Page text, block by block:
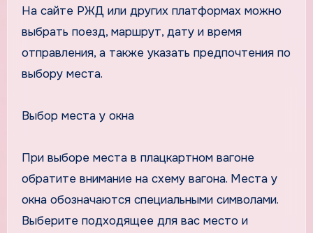
На сайте РЖД или других платформах можно
выбрать поезд, маршрут, дату и время
отправления, а также указать предпочтения по
выбору места.
Выбор места у окна
При выборе места в плацкартном вагоне
обратите внимание на схему вагона. Места у
окна обозначаются специальными символами.
Выберите подходящее для вас место и